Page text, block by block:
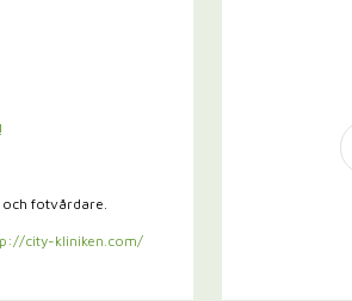
fotvårdare.
city-kliniken.com/